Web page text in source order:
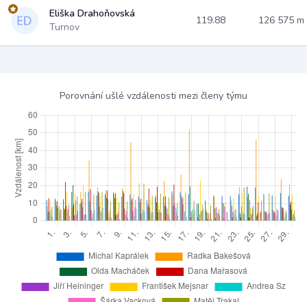
Eliška Drahoňovská
Turnov
119.88 126 575 m
Porovnání ušlé vzdálenosti mezi členy týmu